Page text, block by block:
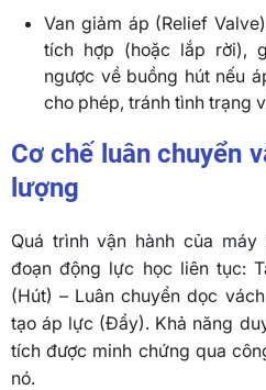
Van giảm áp (Relief
tích hợp (hoặc lắp rời),
ngược về buồng hút nếu
cho phép, tránh tình trạng
Cơ chế luân chuyển
lượng
Quá trình vận hành của
đoạn động lực học liên tục:
(Hút) – Luân chuyển dọc
tạo áp lực (Đẩy). Khả năng
tích được minh chứng qua
nó.